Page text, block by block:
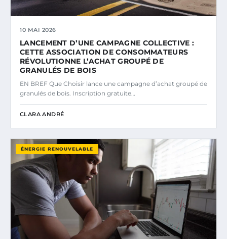
10 MAI 2026
LANCEMENT D’UNE CAMPAGNE COLLECTIVE :
CETTE ASSOCIATION DE CONSOMMATEURS
RÉVOLUTIONNE L’ACHAT GROUPÉ DE
GRANULÉS DE BOIS
EN BREF Que Choisir lance une campagne d’achat groupé de
granulés de bois. Inscription gratuite…
CLARA ANDRÉ
ÉNERGIE RENOUVELABLE